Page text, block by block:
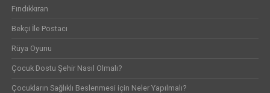
Fındıkkıran
Bekçi İle Postacı
Rüya Oyunu
Çocuk Dostu Şehir Nasıl Olmalı?
Çocukların Sağlıklı Beslenmesi için Neler Yapılmalı?